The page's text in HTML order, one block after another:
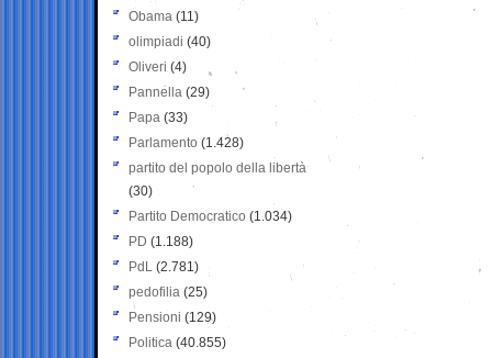
Obama (11)
olimpiadi (40)
Oliveri (4)
Pannella (29)
Papa (33)
Parlamento (1.428)
partito del popolo della libertà
(30)
Partito Democratico (1.034)
PD (1.188)
PdL (2.781)
pedofilia (25)
Pensioni (129)
Politica (40.855)